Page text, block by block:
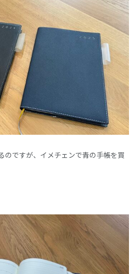
のですが、イメチェンで青の手帳を買